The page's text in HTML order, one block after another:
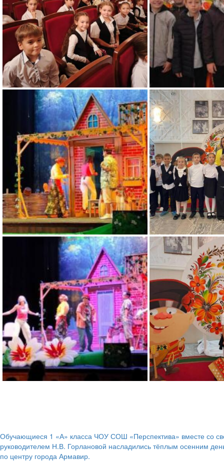
Навигация
Обучающиеся 1 «А» класса ЧОУ СОШ «Перспектива» вместе со
руководителем Н.В. Горлановой насладились тёплым осенним
по центру города Армавир.